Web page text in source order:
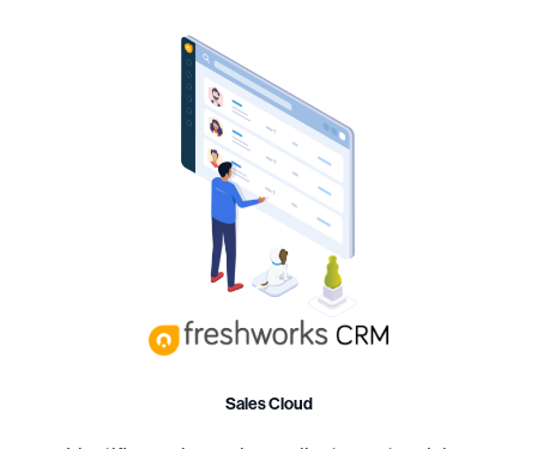
Sales Cloud